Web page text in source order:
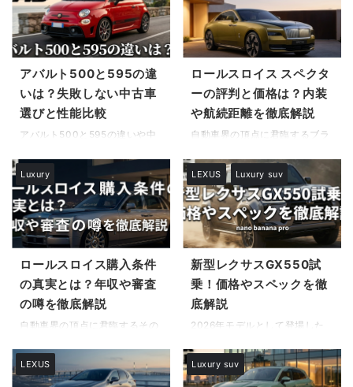
あれば、「この巨体にはエアサ
スが必須だ」という意見もあ
り、情報 ...
前提としたハイラックスでは、
設計思想が根本から異なりま
す。 ...
ッグシップSUVは、単なる移動
手段の枠を超え、見る者の心を
奪う「動く芸術品」へと進化を
遂げました。特に注目すべき
は、今回新たに設定された「ス
ポーツトリム」の存在です。 先
代モデルからの乗り換えを検討
している方や、他社のラグジュ
アリーSUVと比較している方に
進化を遂げたのかは最大の関心
事でしょう。日本での発売日や
詳細な価格情報、そして実際の
取り回しに関わるサイズ感な ...
りません。伝説的なV10エンジ
ンを搭載したこのスーパーカー
は、発売から20年以上が経過し
た今でも世界中で注目を集めて
います。 現在のカレラGTの価
格はいくらですかという純粋な
疑問を持つ方もいれば、当時の
ポルシェカレラGTの新車価格
からの推移を分析し、投資対象
える方もいるはずです。本記事
では、市場データや維持費の実
態をもとに、その価値の真髄に
迫ります。 この記事で分かる
アバルト500と595の違
いは？失敗しない中古車
選びと性能比較
アバルト500と595の違いや中
でしょうか。 愛らしいルックス
とは裏腹に、刺激的な走りで多
くのファンを魅了するアバル
ト。「500」と「595」の違
い、あるいは「コンペティツィ
オーネ」や「ツーリズモ」とい
ったグレードの差がわからず、
購入を躊躇している方も多いは
ずです。 実は私も、かつてスペ
ック表の数字だけに囚われて車
を選び、納車後に想像以上の維
れた経験があります。アバルト
500と595の違いを正しく理解
ロールスロイス スペクタ
ーの評判と価格は？内装
や航続距離を徹底解説
自動車界の頂点に君臨するブラ
第一歩を踏み出しました。ロー
ルスロイススペクターに関する
情報は、今、世界中の富裕層や
自動車愛好家の間で最も熱い視
線を集めているトピックの一つ
です。 長きにわたりブランドの
象徴であったV12エンジンとい
う心臓部を捨て去り、静寂な電
気モーターを選択したこの歴史
的な決断は、果たして「魔法の
絨毯」と称される極上の乗り心
たのでしょうか。それとも、内
燃機関が持っていた伝統的な魅
Luxury
ロールスロイス購入条件
の真実とは？年収や審査
の噂を徹底解説
自動車界の頂点に君臨するその
厳と、一般常識とはかけ離れた
特別な世界観を思い浮かべるは
LEXUS Luxury suv
新型レクサスGX550試
乗！価格やスペックを徹
底解説
2026年モデルとして登場した
多くの自動車ファンが熱い視線
を注いでいます。ランドクルー
LEXUS Luxury suv